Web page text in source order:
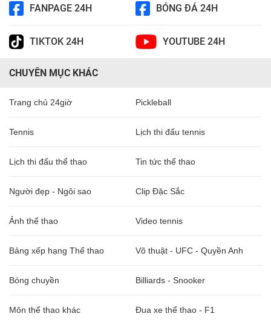
FANPAGE 24H BÓNG ĐÁ 24H
TIKTOK 24H YOUTUBE 24H
CHUYÊN MỤC KHÁC
Trang chủ 24giờ Pickleball
Tennis Lịch thi đấu tennis
Lịch thi đấu thể thao Tin tức thể thao
Người đẹp - Ngôi sao Clip Đặc Sắc
Ảnh thể thao Video tennis
Bảng xếp hạng Thể thao Võ thuật - UFC - Quyền Anh
Bóng chuyền Billiards - Snooker
Môn thể thao khác Đua xe thể thao - F1